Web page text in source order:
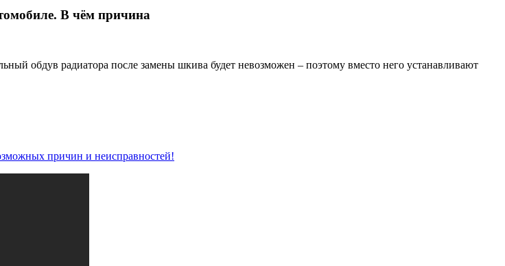
В чём причина
обдув радиатора после замены шкива будет невозможен – поэтому вместо него устанавливают
причин и неисправностей!